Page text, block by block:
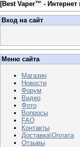
[Best Vaper™ - Интернет
Вход на сайт
Меню сайта
Магазин
Новости
Форум
Видео
Фото
Вопросы
FAQ
Контакты
Доставка\Оплата
Отзывы